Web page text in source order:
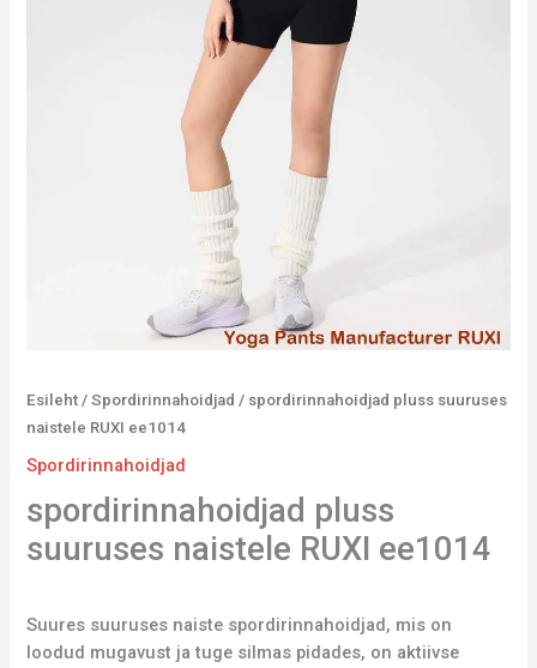
Esileht /Spordirinnahoidjad / spordirinnahoidjad pluss suuruses
naistele RUXI ee1014
Spordirinnahoidjad
spordirinnahoidjad pluss
suuruses naistele RUXI ee1014
Suures suuruses naiste spordirinnahoidjad, mis on
loodud mugavust ja tuge silmas pidades, on aktiivse